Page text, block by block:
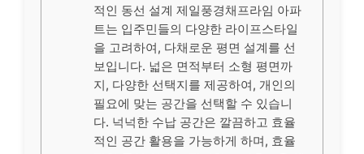
적인 동선 설계 제일풍경채프라임 아파
트는 입주민들의 다양한 라이프스타일
을 고려하여, 다채로운 평면 설계를 선
보입니다. 넓은 면적부터 소형 평면까
지, 다양한 선택지를 제공하여, 개인의
필요에 맞는 공간을 선택할 수 있습니
다. 넉넉한 수납 공간은 깔끔하고 효율
적인 공간 활용을 가능하게 하며, 효율